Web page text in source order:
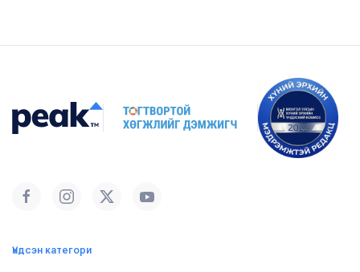
Үндсэн категори